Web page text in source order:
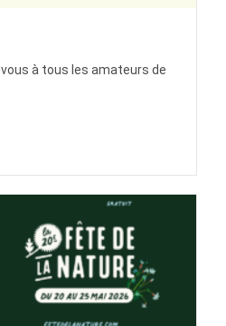
à tous les amateurs de